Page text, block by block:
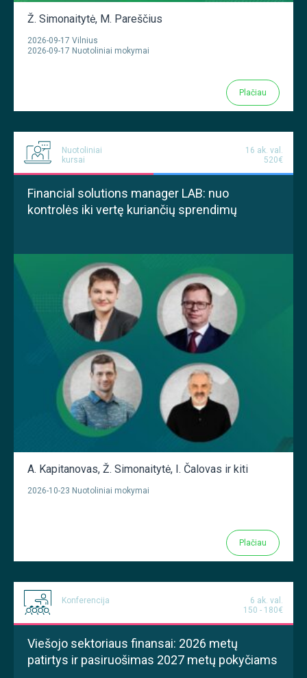
Ž. Simonaitytė, M. Pareščius
2026-09-17 Vilnius
2026-09-17 Nuotoliniai mokymai
Plačiau
Nuotoliniai
kursai
16 ak. val.
520€
Financial solutions manager LAB: nuo
kontrolės iki vertę kuriančių sprendimų
A. Kapitanovas, Ž. Simonaitytė, I. Čalovas ir kiti
2026-10-23 Nuotoliniai mokymai
Plačiau
Konferencija
6 ak. val.
150 - 180€
Viešojo sektoriaus finansai: 2026 metų
patirtys ir pasiruošimas 2027 metų pokyčiams